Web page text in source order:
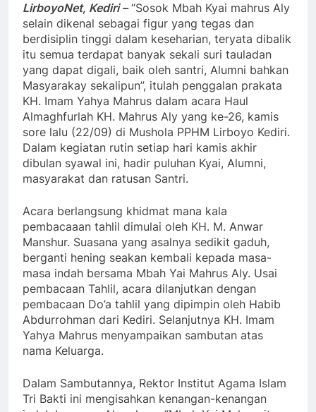
LirboyoNet, Kediri –“Sosok Mbah Kyai mahrus Aly
selain dikenal sebagai figur yang tegas dan
berdisiplin tinggi dalam keseharian, teryata dibalik
itu semua terdapat banyak sekali suri tauladan
yang dapat digali, baik oleh santri, Alumni bahkan
Masyarakay sekalipun”, itulah penggalan prakata
KH. Imam Yahya Mahrus dalam acara Haul
Almaghfurlah KH. Mahrus Aly yang ke-26, kamis
sore lalu (22/09) di Mushola PPHM Lirboyo Kediri.
Dalam kegiatan rutin setiap hari kamis akhir
dibulan syawal ini, hadir puluhan Kyai, Alumni,
masyarakat dan ratusan Santri.
Acara berlangsung khidmat mana kala
pembacaaan tahlil dimulai oleh KH. M. Anwar
Manshur. Suasana yang asalnya sedikit gaduh,
berganti hening seakan kembali kepada masa-
masa indah bersama Mbah Yai Mahrus Aly. Usai
pembacaan Tahlil, acara dilanjutkan dengan
pembacaan Do’a tahlil yang dipimpin oleh Habib
Abdurrohman dari Kediri. Selanjutnya KH. Imam
Yahya Mahrus menyampaikan sambutan atas
nama Keluarga.
Dalam Sambutannya, Rektor Institut Agama Islam
Tri Bakti ini mengisahkan kenangan-kenangan